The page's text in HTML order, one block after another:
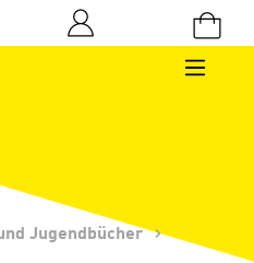
0 Produkte auf dem Merkzettel
Jugendbücher